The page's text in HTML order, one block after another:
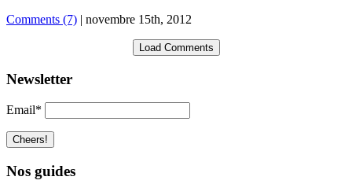
Comments (7) | novembre 15th, 2012
Load Comments
Newsletter
Email*
Nos guides